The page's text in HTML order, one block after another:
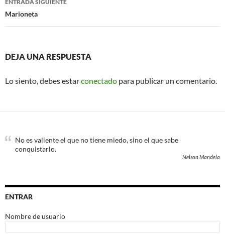
ENTRADA SIGUIENTE
Marioneta
DEJA UNA RESPUESTA
Lo siento, debes estarconectado para publicar un comentario.
No es valiente el que no tiene miedo, sino el que sabe
conquistarlo.
Nelson Mandela
ENTRAR
Nombre de usuario